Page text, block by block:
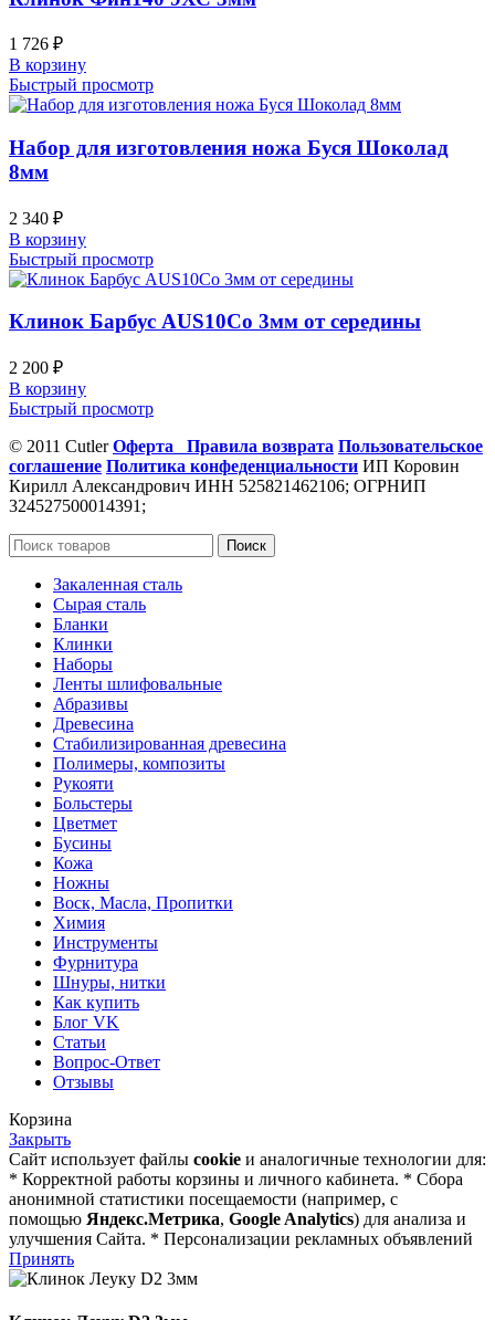
1 726 ₽
В корзину
Быстрый просмотр
Набор для изготовления ножа Буся Шоколад
8мм
2 340 ₽
В корзину
Быстрый просмотр
Клинок Барбус AUS10Co 3мм от середины
2 200 ₽
В корзину
Быстрый просмотр
© 2011 CutlerОферта Правила возврата Пользовательское
соглашение Политика конфеденциальности ИП Коровин
Кирилл Александрович ИНН 525821462106; ОГРНИП
324527500014391;
Поиск
Закаленная сталь
Сырая сталь
Бланки
Клинки
Наборы
Ленты шлифовальные
Абразивы
Древесина
Стабилизированная древесина
Полимеры, композиты
Рукояти
Больстеры
Цветмет
Бусины
Кожа
Ножны
Воск, Масла, Пропитки
Химия
Инструменты
Фурнитура
Шнуры, нитки
Как купить
Блог VK
Статьи
Вопрос-Ответ
Отзывы
Корзина
Закрыть
Сайт использует файлы cookie и аналогичные технологии для:
* Корректной работы корзины и личного кабинета. * Сбора
анонимной статистики посещаемости (например, с
помощью Яндекс.Метрика, Google Analytics) для анализа и
улучшения Сайта. * Персонализации рекламных объявлений
Принять